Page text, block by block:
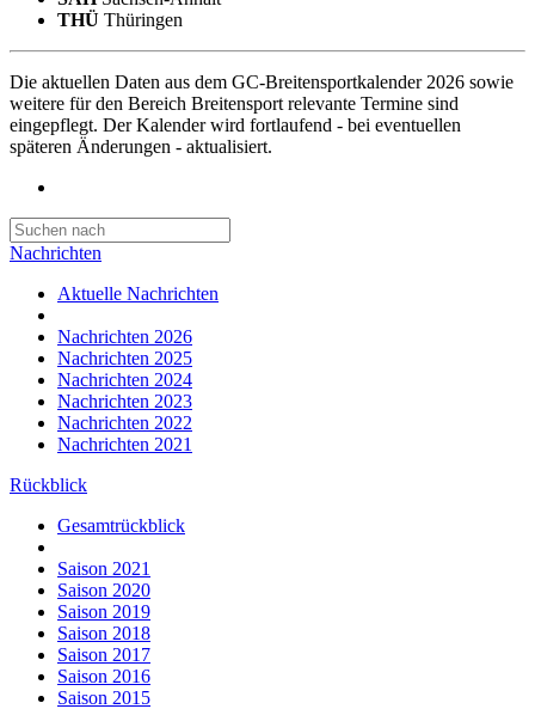
THÜ Thüringen
Die aktuellen Daten aus dem GC-Breitensportkalender 2026 sowie
weitere für den Bereich Breitensport relevante Termine sind
eingepflegt. Der Kalender wird fortlaufend - bei eventuellen
späteren Änderungen - aktualisiert.
Nachrichten
Aktuelle Nachrichten
Nachrichten 2026
Nachrichten 2025
Nachrichten 2024
Nachrichten 2023
Nachrichten 2022
Nachrichten 2021
Rückblick
Gesamtrückblick
Saison 2021
Saison 2020
Saison 2019
Saison 2018
Saison 2017
Saison 2016
Saison 2015